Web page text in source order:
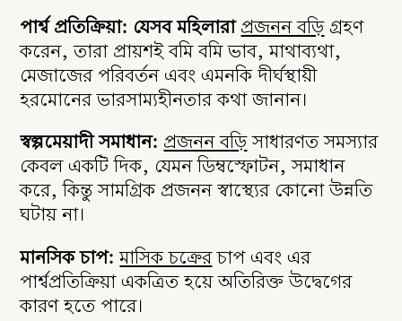
পার্শ্ব প্রতিক্রিয়া: যেসব মহিলারাপ্রজনন বড়িগ্রহণ
করেন, তারা প্রায়শই বমি বমি ভাব, মাথাব্যথা,
মেজাজের পরিবর্তন এবং এমনকি দীর্ঘস্থায়ী
হরমোনের ভারসাম্যহীনতার কথা জানান।
স্বল্পমেয়াদী সমাধান:প্রজনন বড়িসাধারণত সমস্যার
কেবল একটি দিক, যেমন ডিম্বস্ফোটন, সমাধান
করে, কিন্তু সামগ্রিক প্রজনন স্বাস্থ্যের কোনো উন্নতি
ঘটায় না।
মানসিক চাপ:মাসিক চক্রেরচাপএবং এর
পার্শ্বপ্রতিক্রিয়া একত্রিত হয়ে অতিরিক্ত উদ্বেগের
কারণ হতে পারে।